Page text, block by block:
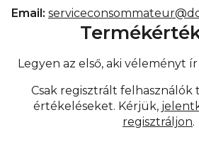
Email:
Legyen az első, aki véleményt
Csak regisztrált
értékeléseket. Kérjük,
regisztráljon.